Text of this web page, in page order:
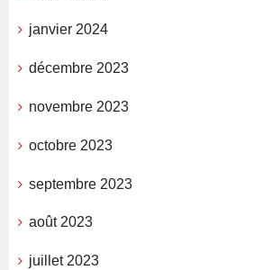
janvier 2024
décembre 2023
novembre 2023
octobre 2023
septembre 2023
août 2023
juillet 2023